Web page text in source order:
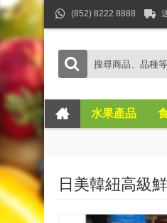
(852) 8222 8888
水果產品
日美韓紐高級